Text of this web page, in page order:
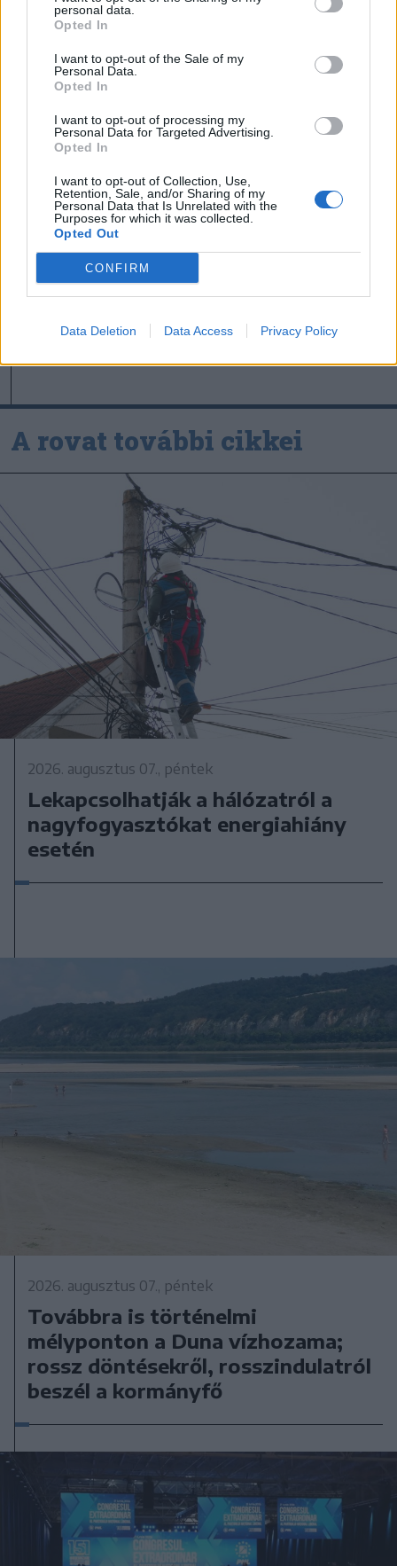
personal data.
Opted In
I want to opt-out of the Sale of my
Personal Data.
Opted In
I want to opt-out of processing my
Personal Data for Targeted Advertising.
Opted In
I want to opt-out of Collection, Use,
Retention, Sale, and/or Sharing of my
Personal Data that Is Unrelated with the
Purposes for which it was collected.
Opted Out
CONFIRM
Data Deletion Data Access Privacy Policy
Nagy pofonba szaladt belé a
Nőileg
Sándor Ella: Na, indíts, s
menjünk!
A rovat további cikkei
2026. augusztus 07., péntek
Lekapcsolhatják a hálózatról a
nagyfogyasztókat energiahiány
esetén
2026. augusztus 07., péntek
Továbbra is történelmi
mélyponton a Duna vízhozama;
rossz döntésekről, rosszindulatról
beszél a kormányfő